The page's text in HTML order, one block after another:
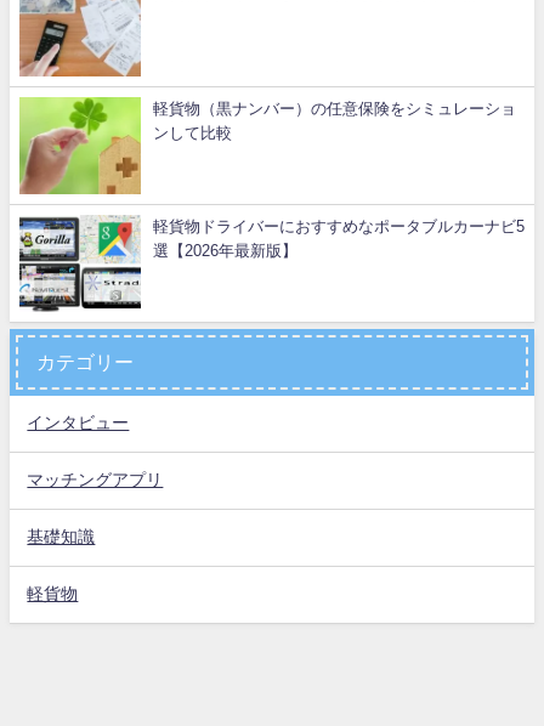
軽貨物（黒ナンバー）の任意保険をシミュレーショ
ンして比較
軽貨物ドライバーにおすすめなポータブルカーナビ5
選【2026年最新版】
カテゴリー
インタビュー
マッチングアプリ
基礎知識
軽貨物